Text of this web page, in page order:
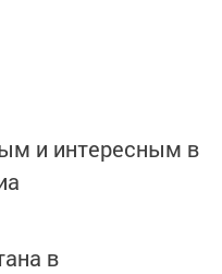
и интересным в
в